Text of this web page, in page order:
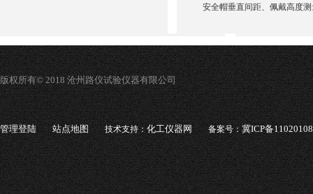
安全帽垂直间距、佩戴高度
版权所有© 2018 沧州路仪试验仪器有限公司
管理登陆 站点地图 技术支持：化工仪器网 备案号：冀ICP备